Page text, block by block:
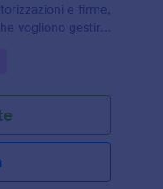
e firme,
vogliono gestire